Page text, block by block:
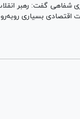
گفت: رهبر
اقتصادی بسیاری